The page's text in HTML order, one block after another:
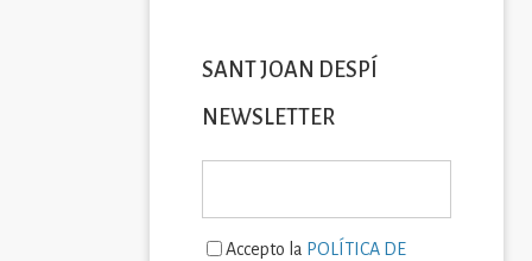
SANT JOAN DESPÍ
NEWSLETTER
Accepto la POLÍTICA DE